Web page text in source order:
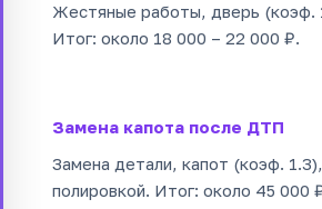
Жестяные работы, дверь (коэф.
Итог: около 18 000 – 22 000 ₽.
Замена капота после ДТП
Замена детали, капот (коэф.
полировкой. Итог: около 45 000